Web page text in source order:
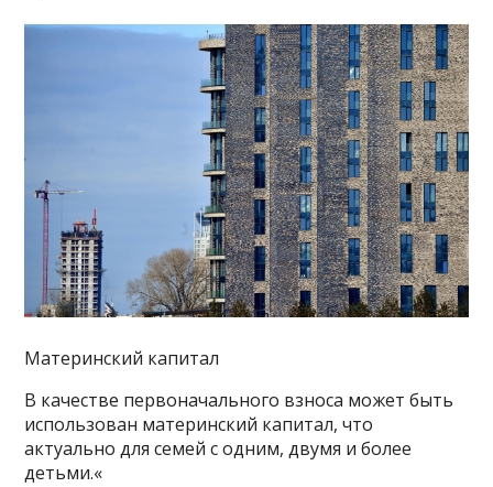
Материнский капитал
В качестве первоначального взноса может быть
использован материнский капитал, что
актуально для семей с одним, двумя и более
детьми.«